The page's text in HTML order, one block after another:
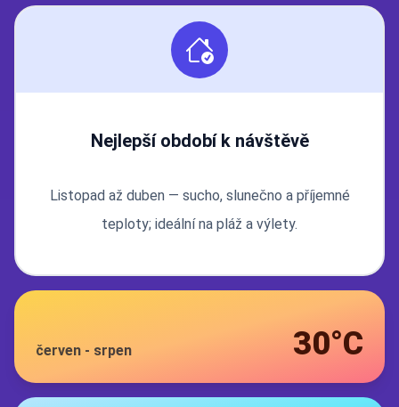
Nejlepší období k návštěvě
Listopad až duben — sucho, slunečno a příjemné
teploty; ideální na pláž a výlety.
červen - srpen 30°C